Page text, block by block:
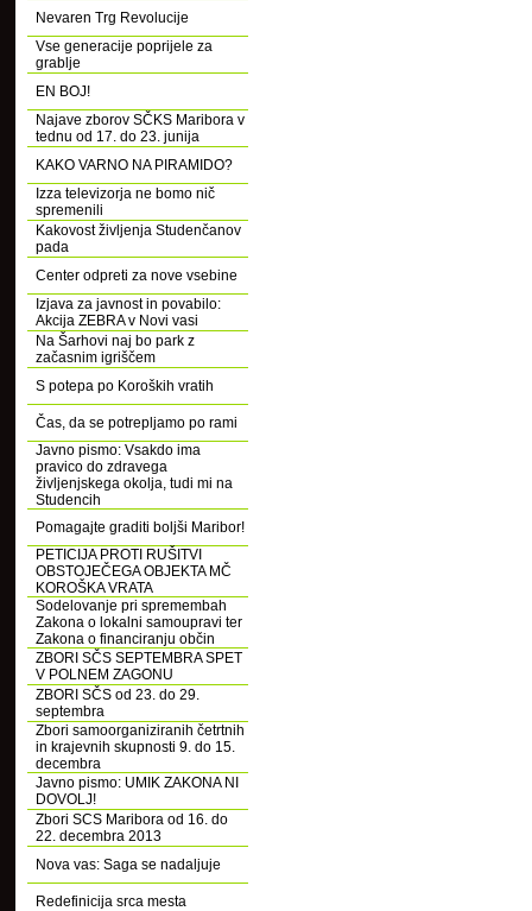
Nevaren Trg Revolucije
Vse generacije poprijele za
grablje
EN BOJ!
Najave zborov SČKS Maribora v
tednu od 17. do 23. junija
KAKO VARNO NA PIRAMIDO?
Izza televizorja ne bomo nič
spremenili
Kakovost življenja Studenčanov
pada
Center odpreti za nove vsebine
Izjava za javnost in povabilo:
Akcija ZEBRA v Novi vasi
Na Šarhovi naj bo park z
začasnim igriščem
S potepa po Koroških vratih
Čas, da se potrepljamo po rami
Javno pismo: Vsakdo ima
pravico do zdravega
življenjskega okolja, tudi mi na
Studencih
Pomagajte graditi boljši Maribor!
PETICIJA PROTI RUŠITVI
OBSTOJEČEGA OBJEKTA MČ
KOROŠKA VRATA
Sodelovanje pri spremembah
Zakona o lokalni samoupravi ter
Zakona o financiranju občin
ZBORI SČS SEPTEMBRA SPET
V POLNEM ZAGONU
ZBORI SČS od 23. do 29.
septembra
Zbori samoorganiziranih četrtnih
in krajevnih skupnosti 9. do 15.
decembra
Javno pismo: UMIK ZAKONA NI
DOVOLJ!
Zbori SCS Maribora od 16. do
22. decembra 2013
Nova vas: Saga se nadaljuje
Redefinicija srca mesta